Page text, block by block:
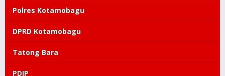
Polres Kotamobagu
DPRD Kotamobagu
Tatong Bara
PDIP